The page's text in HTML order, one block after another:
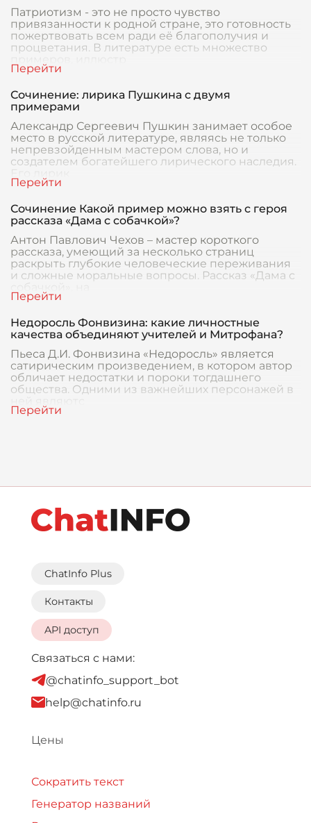
Патриотизм - это не просто чувство
привязанности к родной стране, это готовность
пожертвовать всем ради её благополучия и
процветания. В литературе есть множество
Сочинение: лирика Пушкина с двумя
примерами
Александр Сергеевич Пушкин занимает особое
место в русской литературе, являясь не только
непревзойденным мастером слова, но и
создателем богатейшего лирического наследия.
Его лирик
Сочинение Какой пример можно взять с героя
рассказа «Дама с собачкой»?
Антон Павлович Чехов – мастер короткого
рассказа, умеющий за несколько страниц
раскрыть глубокие человеческие переживания
и сложные моральные вопросы. Рассказ «Дама с
собачкой», на
Недоросль Фонвизина: какие личностные
качества объединяют учителей и Митрофана?
Пьеса Д.И. Фонвизина «Недоросль» является
сатирическим произведением, в котором автор
обличает недостатки и пороки тогдашнего
общества. Одними из важнейших персонажей в
ChatInfo Plus
Контакты
API доступ
Связаться с нами:
@chatinfo_support_bot
help@chatinfo.ru
Цены
Сократить текст
Генератор названий